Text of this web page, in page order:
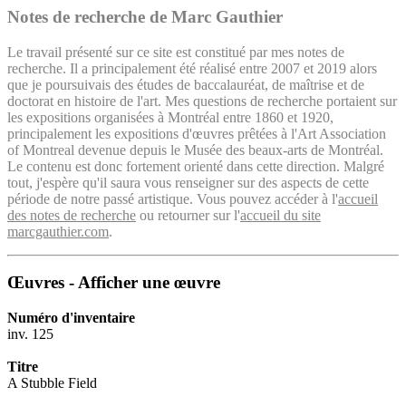
Notes de recherche de Marc Gauthier
Le travail présenté sur ce site est constitué par mes notes de
recherche. Il a principalement été réalisé entre 2007 et 2019 alors
que je poursuivais des études de baccalauréat, de maîtrise et de
doctorat en histoire de l'art. Mes questions de recherche portaient sur
les expositions organisées à Montréal entre 1860 et 1920,
principalement les expositions d'œuvres prêtées à l'Art Association
of Montreal devenue depuis le Musée des beaux-arts de Montréal.
Le contenu est donc fortement orienté dans cette direction. Malgré
tout, j'espère qu'il saura vous renseigner sur des aspects de cette
période de notre passé artistique. Vous pouvez accéder à l'accueil
des notes de recherche ou retourner sur l'accueil du site
marcgauthier.com.
Œuvres - Afficher une œuvre
Numéro d'inventaire
inv. 125
Titre
A Stubble Field